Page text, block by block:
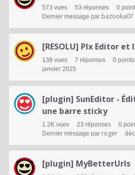
573 vues 53 réponses 0
Dernier message par bazooka07
[RESOLU] Plx Editor
138 vues 7 réponses 0 points
janvier 2025
[plugin] SunEditor -
une barre sticky
1.2K vues 23 réponses 0
Dernier message par roger
[plugin] MyBetterUrls